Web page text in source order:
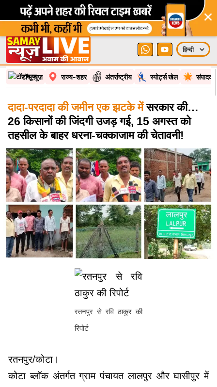
×
टॉप न्यूज़ राज्य-शहर अंतर्राष्ट्रीय स्पोर्ट्स खेल
दादा-परदादा की जमीन एक झटके मेंसरकार की…
26 किसानों की जिंदगी उजड़ गई, 15 अगस्त को
तहसील के बाहर धरना-चक्काजाम की चेतावनी!
रतनपुर से रवि ठाकुर की
रिपोर्ट
रतनपुर/कोटा।
कोटा ब्लॉक अंतर्गत ग्राम पंचायत लालपुर और घासीपुर में